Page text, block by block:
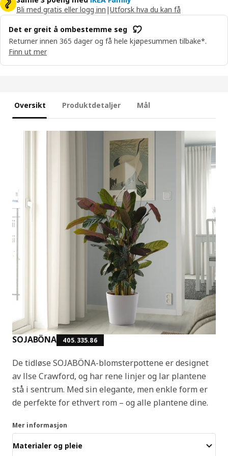
Bli med gratis eller logg inn |Utforsk hva du kan få
Det er greit å ombestemme seg
Returner innen 365 dager og få hele kjøpesummen tilbake*.
Finn ut mer
Oversikt Produktdetaljer Mål
SOJABÖNA 405.335.86
De tidløse SOJABÖNA-blomsterpottene er designet
av Ilse Crawford, og har rene linjer og lar plantene
stå i sentrum. Med sin elegante, men enkle form er
de perfekte for ethvert rom – og alle plantene dine.
Mer informasjon
Materialer og pleie